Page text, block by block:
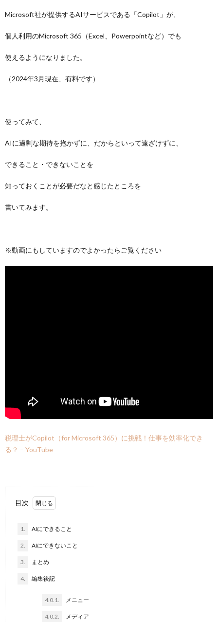
Microsoft社が提供するAIサービスである「Copilot」が、
個人利用のMicrosoft 365（Excel、Powerpointなど）でも
使えるようになりました。
（2024年3月現在、有料です）
使ってみて、
AIに過剰な期待を抱かずに、だからといって遠ざけずに、
できること・できないことを
知っておくことが必要だなと感じたところを
書いてみます。
※動画にもしていますのでよかったらご覧ください
税理士がCopilot（for Microsoft 365）に挑戦！仕事を効率化でき
る？ – YouTube
目次
1. AIにできること
2. AIにできないこと
3. まとめ
4. 編集後記
4.0.1. メニュー
4.0.2. メディア